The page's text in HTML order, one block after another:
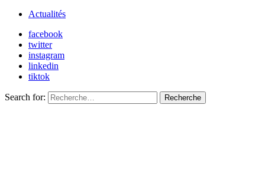
Actualités
facebook
twitter
instagram
linkedin
tiktok
Search for: Recherche